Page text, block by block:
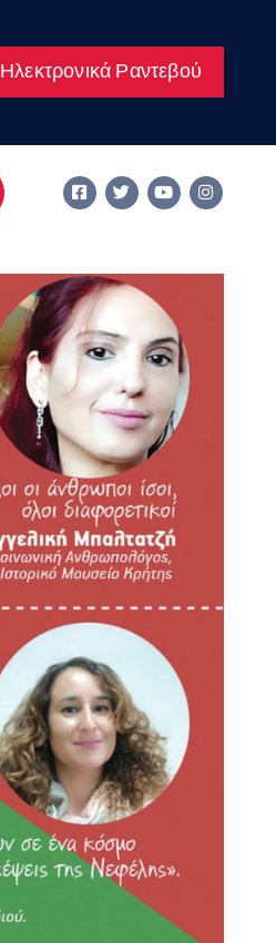
Ηλεκτρονικά Ραντεβού